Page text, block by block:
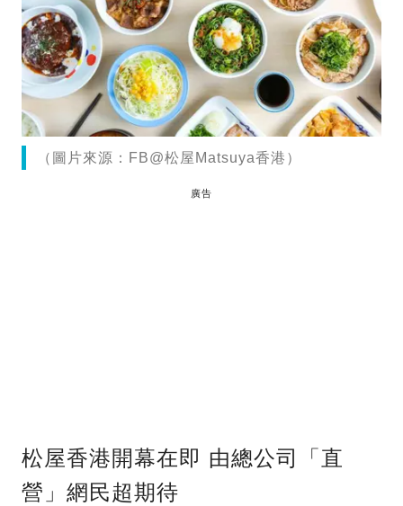
（圖片來源：FB@松屋Matsuya香港）
廣告
松屋香港開幕在即 由總公司「直
營」網民超期待